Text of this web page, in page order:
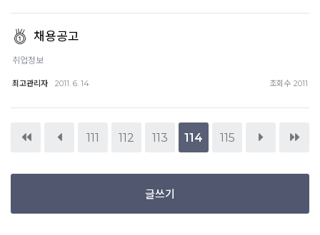
채용공고
취업정보
최고관리자 2011. 6. 14 조회수 2011
111 112 113 114 115
글쓰기